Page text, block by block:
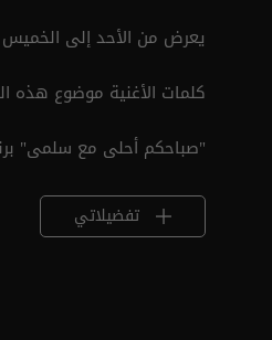
يعرض من الأحد إلى الخميس الساعة
كلمات الأغنية موضوع
"صباحكم أحلى مع سلمى"
تفضيلاتي